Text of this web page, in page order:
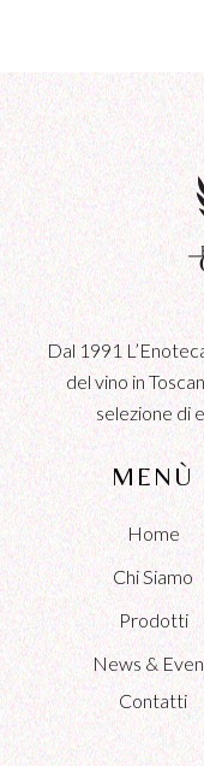
Dal 1991
del vino in
selezione di
MENÙ
Home
Chi Siamo
Prodotti
News &
Contatti